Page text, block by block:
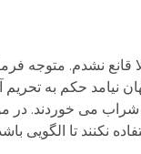
قانع نشدم. متوجه
نیامد حکم به
شراب می خوردند.
نکنند تا الگویی